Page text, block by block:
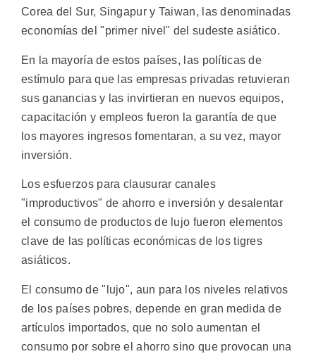
Corea del Sur, Singapur y Taiwan, las denominadas
economías del "primer nivel" del sudeste asiático.
En la mayoría de estos países, las políticas de
estímulo para que las empresas privadas retuvieran
sus ganancias y las invirtieran en nuevos equipos,
capacitación y empleos fueron la garantía de que
los mayores ingresos fomentaran, a su vez, mayor
inversión.
Los esfuerzos para clausurar canales
"improductivos" de ahorro e inversión y desalentar
el consumo de productos de lujo fueron elementos
clave de las políticas económicas de los tigres
asiáticos.
El consumo de "lujo", aun para los niveles relativos
de los países pobres, depende en gran medida de
artículos importados, que no solo aumentan el
consumo por sobre el ahorro sino que provocan una